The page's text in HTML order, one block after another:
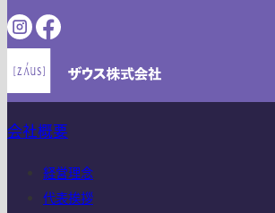
会社概要
経営理念
代表挨拶